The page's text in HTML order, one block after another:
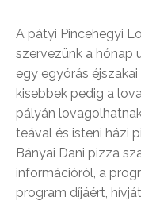
A pátyi Pincehegyi
szervezünk a hónap
egy egyórás
kisebbek pedig a
pályán
teával és isteni házi
Bányai Dani pizza
információról, a
program díjáért,